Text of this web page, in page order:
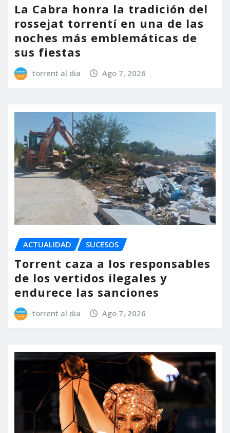
La Cabra honra la tradición del
rossejat torrentí en una de las
noches más emblemáticas de
sus fiestas
torrent al dia Ago 7, 2026
ACTUALIDAD SUCESOS
Torrent caza a los responsables
de los vertidos ilegales y
endurece las sanciones
torrent al dia Ago 7, 2026